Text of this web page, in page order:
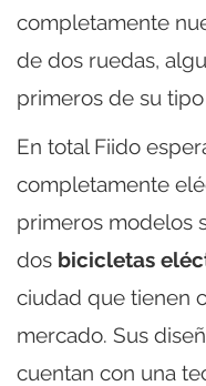
completamente
de dos ruedas,
primeros de su
En total Fiido
completamente
primeros modelos
dos bicicletas
ciudad que tienen
mercado. Sus
cuentan con una